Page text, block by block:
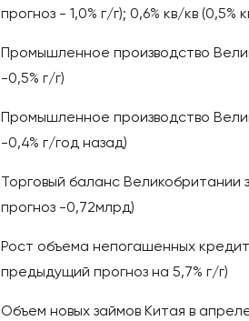
прогноз - 1,0% г/г); 0,6% кв/кв
Промышленное производство
-0,5% г/г)
Промышленное производство
-0,4% г/год назад)
Торговый баланс
прогноз -0,72млрд)
Рост объема непогашенных
предыдущий прогноз на 5,7% г/г)
Объем новых займов Китая в